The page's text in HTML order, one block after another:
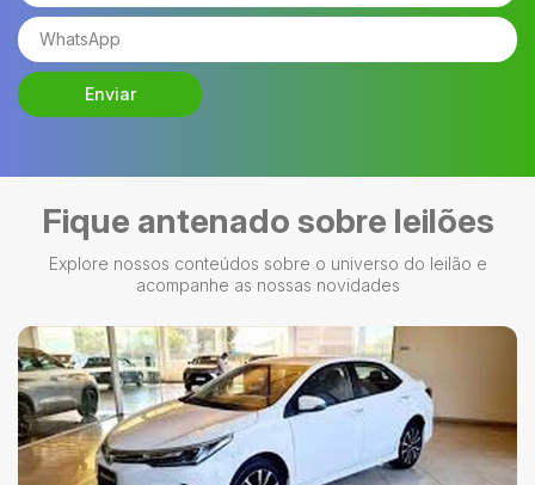
Enviar
Fique antenado sobre leilões
Explore nossos conteúdos sobre o universo do leilão e
acompanhe as nossas novidades